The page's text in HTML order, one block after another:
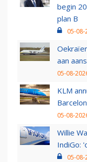
begin
plan B
05-08-
aan
05-08-
KLM
05-08-
Willie
IndiGo:
05-08-